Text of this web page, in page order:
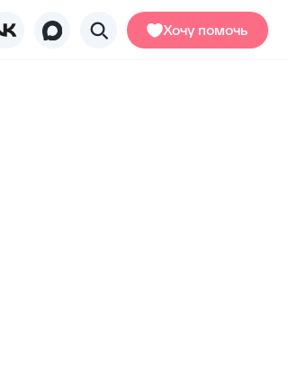
Хочу помочь